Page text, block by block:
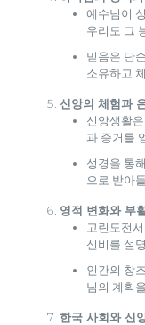
예수님이
우리도 그
믿음은 단
소유하고
신앙의 체험과
신앙생활
과 증거를
성경을 통
으로 받아
영적 변화와 부
고린도전
신비를 설
인간의 창
님의 계획
한국 사회와 신